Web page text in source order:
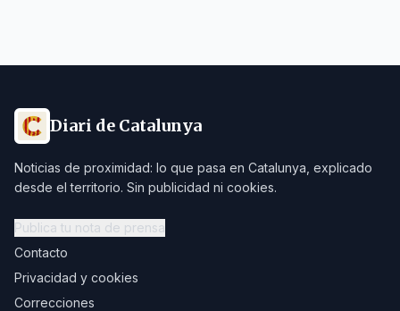
Diari de Catalunya
Noticias de proximidad: lo que pasa en Catalunya, explicado
desde el territorio. Sin publicidad ni cookies.
Publica tu nota de prensa
Contacto
Privacidad y cookies
Correcciones